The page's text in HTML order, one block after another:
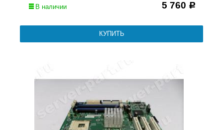
В наличии 5 760 Р